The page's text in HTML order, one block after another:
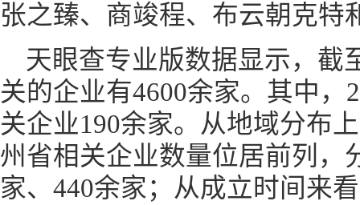
张之臻、商竣程、布云朝克特
天眼查专业版数据显示，截
关的企业有4600余家。其中，
关企业190余家。从地域分布
州省相关企业数量位居前列，
家、440余家；从成立时间来